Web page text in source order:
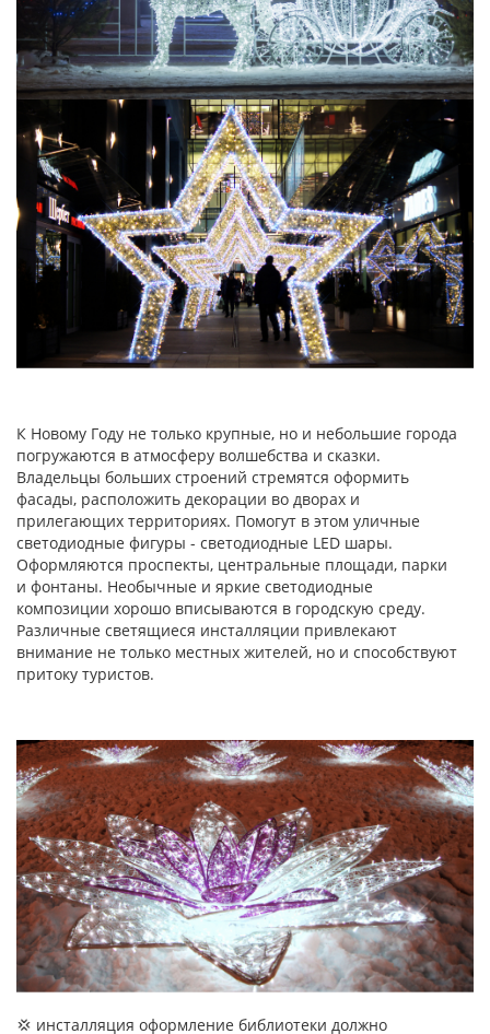
К Новому Году не только крупные, но и небольшие города
погружаются в атмосферу волшебства и сказки.
Владельцы больших строений стремятся оформить
фасады, расположить декорации во дворах и
прилегающих территориях. Помогут в этом уличные
светодиодные фигуры - светодиодные LED шары.
Оформляются проспекты, центральные площади, парки
и фонтаны. Необычные и яркие светодиодные
композиции хорошо вписываются в городскую среду.
Различные светящиеся инсталляции привлекают
внимание не только местных жителей, но и способствуют
притоку туристов.
💢 инсталляция оформление библиотеки должно